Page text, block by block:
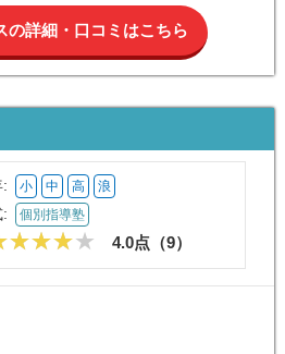
の詳細・口コミはこちら
小 中 高 浪
個別指導塾
4.0点（9）